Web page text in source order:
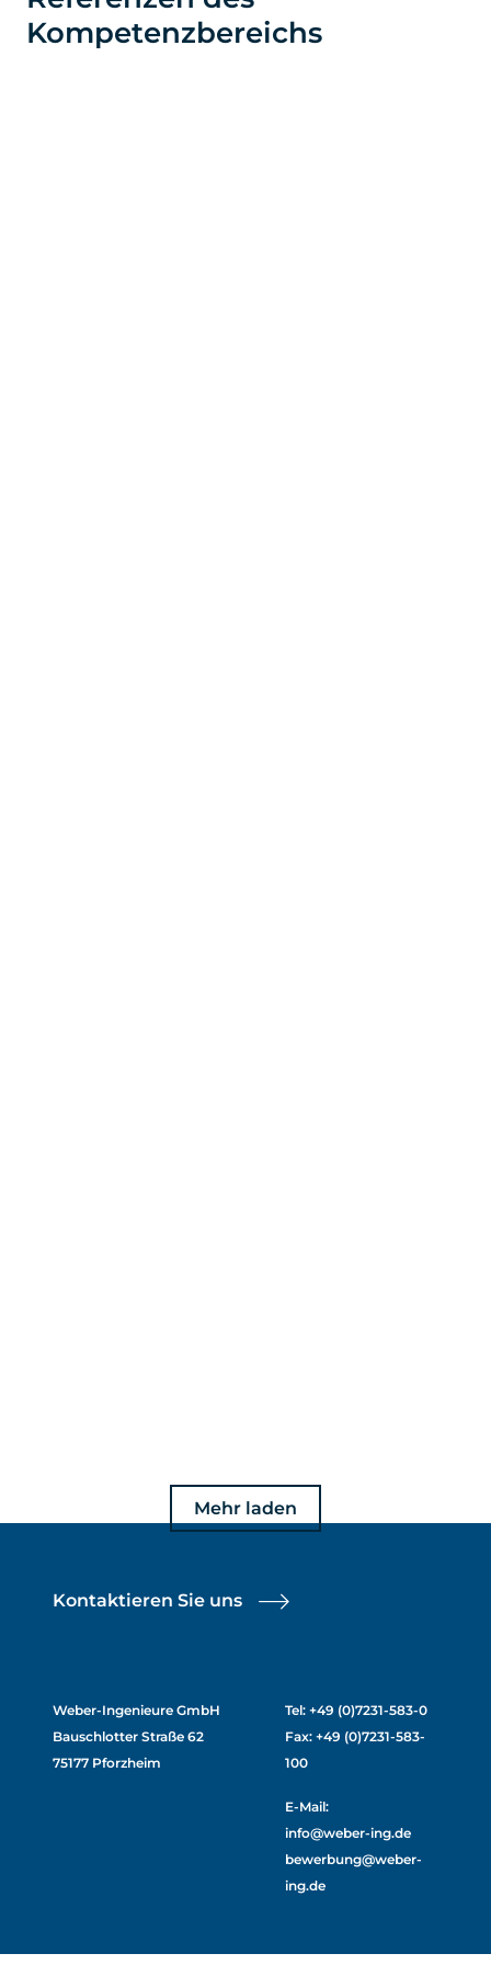
Kompetenzbereichs
Mehr laden
Kontaktieren Sie uns
Weber-Ingenieure GmbH
Bauschlotter Straße 62
75177 Pforzheim
Tel: +49 (0)7231-583-0
Fax: +49 (0)7231-583-
100
E-Mail:
info@weber-ing.de
bewerbung@weber-
ing.de